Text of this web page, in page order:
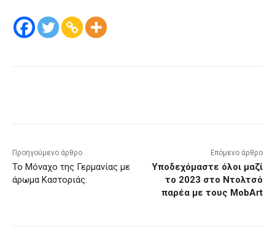
Προηγούμενο άρθρο
Το Μόναχο της Γερμανίας με
άρωμα Καστοριάς.
Επόμενο άρθρο
Υποδεχόμαστε όλοι μαζί
το 2023 στο Ντολτσό
παρέα με τους MobArt